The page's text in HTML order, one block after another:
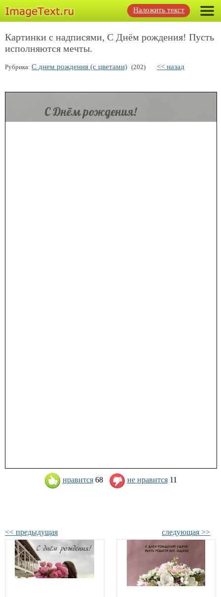
Наложить текст
Картинки с надписями, С Днём рождения! Пусть
исполняются мечты.
Рубрика: С днем рождения (с цветами) (202) << назад
нравится 68 не нравится 11
<< предыдущая следующая >>